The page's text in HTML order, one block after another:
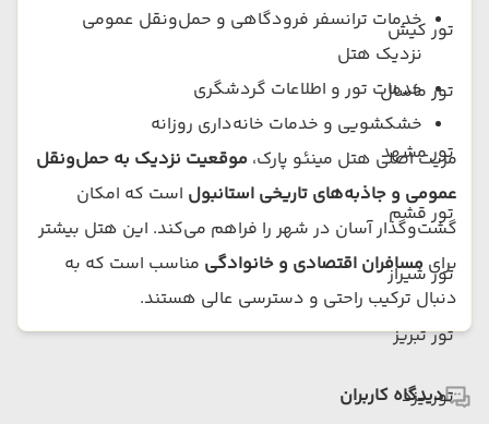
تور کیش
تور ماسال
تور مشهد
تور قشم
تور شیراز
تور تبریز
تور یزد
خدمات ترانسفر فرودگاهی و حمل‌ونقل عمومی
نزدیک هتل
خدمات تور و اطلاعات گردشگری
خشکشویی و خدمات خانه‌داری روزانه
مزیت اصلی هتل مینئو پارک، موقعیت نزدیک به حمل‌ونقل
عمومی و جاذبه‌های تاریخی استانبول است که امکان
گشت‌وگذار آسان در شهر را فراهم می‌کند. این هتل بیشتر
برای مسافران اقتصادی و خانوادگی مناسب است که به
دنبال ترکیب راحتی و دسترسی عالی هستند.
دیدگاه کاربران